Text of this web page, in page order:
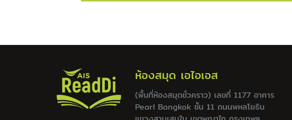
ห้องสมุด เอไอเอส
(พื้นที่ห้องสมุดชั่วคราว) เลขที่ 1177 อาคาร
Pearl Bangkok ชั้น 11 ถนนพหลโยธิน